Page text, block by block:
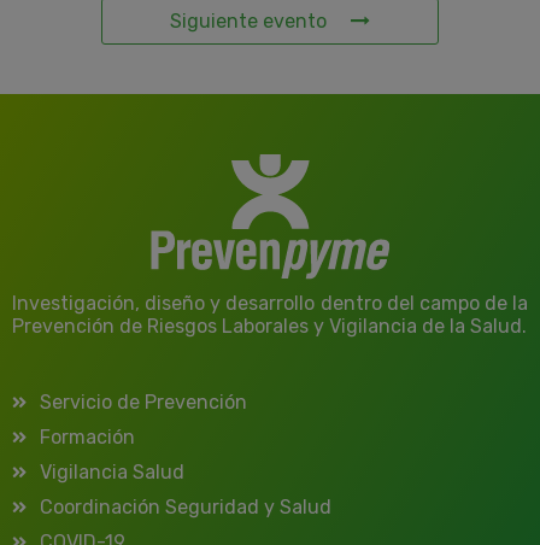
Siguiente evento
Investigación, diseño y desarrollo dentro del campo de la
Prevención de Riesgos Laborales y Vigilancia de la Salud.
Servicio de Prevención
Formación
Vigilancia Salud
Coordinación Seguridad y Salud